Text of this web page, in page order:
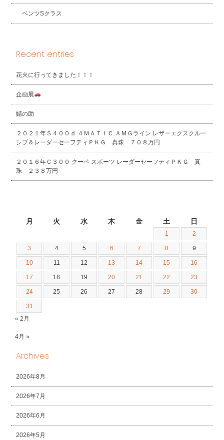
ベンツSクラス
Recent entries
花火に行ってきました！！！
企画展
鯖の助
２０２１年Ｓ４００ｄ ４ＭＡＴＩＣ ＡＭＧライン レザーエクスクルー
シブ＆レーダーセーフティＰＫＧ 真珠 ７０８万円
２０１６年Ｃ３００ クーペ スポーツ レーダーセーフティＰＫＧ 真
珠 ２３８万円
月 火 水 木 金 土 日
1 2
3 4 5 6 7 8 9
10 11 12 13 14 15 16
17 18 19 20 21 22 23
24 25 26 27 28 29 30
31
« 2月
4月 »
Archives
2026年8月
2026年7月
2026年6月
2026年5月